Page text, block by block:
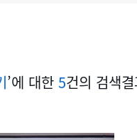
색
’에 대한 5건의 검색